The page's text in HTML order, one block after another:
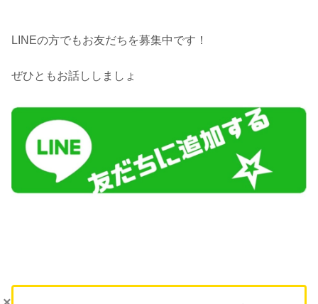
LINEの方でもお友だちを募集中です！
ぜひともお話ししましょ